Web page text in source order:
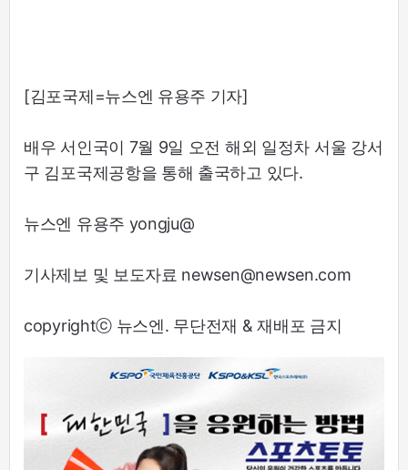
[김포국제=뉴스엔 유용주 기자]
배우 서인국이 7월 9일 오전 해외 일정차 서울 강서
구 김포국제공항을 통해 출국하고 있다.
뉴스엔 유용주 yongju@
기사제보 및 보도자료 newsen@newsen.com
copyrightⓒ 뉴스엔. 무단전재 & 재배포 금지